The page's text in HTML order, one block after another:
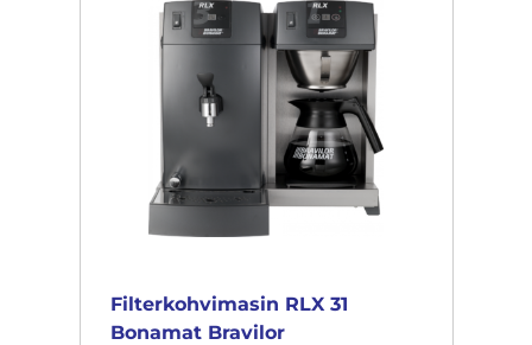
Filterkohvimasin RLX 31
Bonamat Bravilor